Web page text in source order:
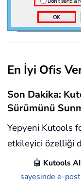
En İyi Ofis
Son Dakika:
Sürümünü
Yepyeni Kutools
etkileyici özelliği
🤖 Kutools AI
sayesinde e-